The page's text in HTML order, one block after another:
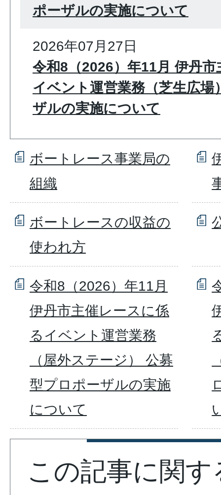
ポーザルの実施について
2026年07月27日
令和8（2026）年11月 伊丹
イベント運営業務（芝生広場
ザルの実施について
ボートレース事業局の
組織
ボートレースの収益の
使われ方
令和8（2026）年11月
伊丹市主催レースに係
るイベント運営業務
（屋外ステージ） 公募
型プロポーザルの実施
について
この記事に関